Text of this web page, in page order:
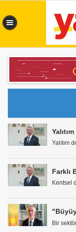
Yalıtım
Farklı
Kentsel
Bir